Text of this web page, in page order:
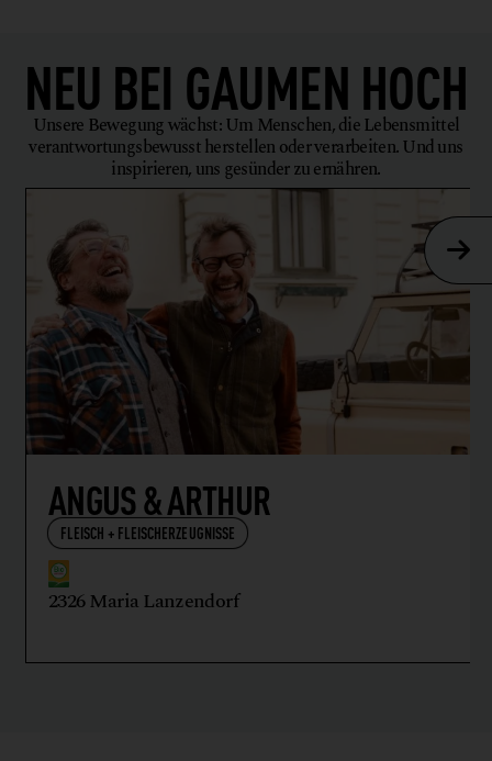
NEU BEI GAUMEN HOCH
Unsere Bewegung wächst: Um Menschen, die Lebensmittel
verantwortungsbewusst herstellen oder verarbeiten. Und uns
inspirieren, uns gesünder zu ernähren.
ANGUS & ARTHUR
FLEISCH + FLEISCHERZEUGNISSE
2326 Maria Lanzendorf